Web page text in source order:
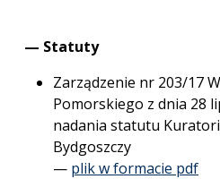
— Statuty
Zarządzenie nr 203/17
Pomorskiego z dnia 28
nadania statutu
Bydgoszczy
— plik w formacie pdf